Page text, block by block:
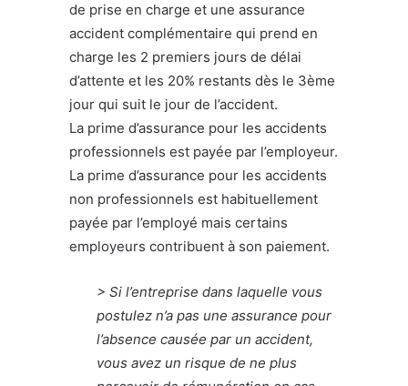
de prise en charge et une assurance
accident complémentaire qui prend en
charge les 2 premiers jours de délai
d’attente et les 20% restants dès le 3ème
jour qui suit le jour de l’accident.
La prime d’assurance pour les accidents
professionnels est payée par l’employeur.
La prime d’assurance pour les accidents
non professionnels est habituellement
payée par l’employé mais certains
employeurs contribuent à son paiement.
> Si l’entreprise dans laquelle vous
postulez n’a pas une assurance pour
l’absence causée par un accident,
vous avez un risque de ne plus